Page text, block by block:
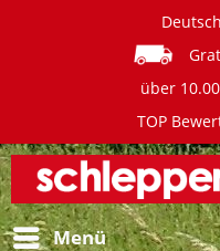
über
TOP
Menü